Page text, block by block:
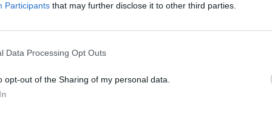
Participants that may further disclose it to other third parties.
Data Processing Opt Outs
opt-out of the Sharing of my personal data.
į